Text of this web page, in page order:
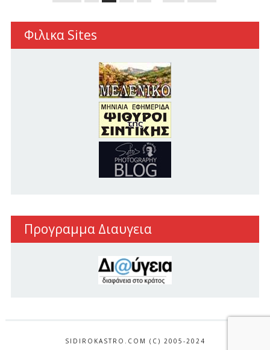
Φιλικα Sites
Προγραμμα Διαυγεια
SIDIROKASTRO.COM (C) 2005-2024